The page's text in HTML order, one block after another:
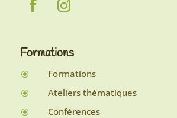
Formations
\ Formations
\ Ateliers thématiques
\ Conférences